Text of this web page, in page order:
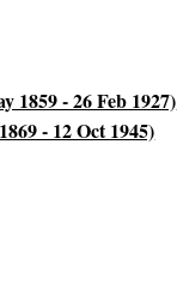
1859 - 26 Feb 1927)
- 12 Oct 1945)